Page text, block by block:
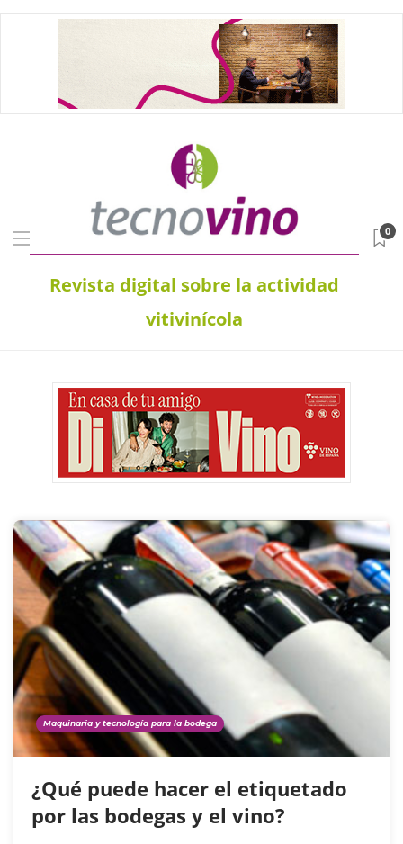
Revista digital sobre la actividad
vitivinícola
0
Maquinaria y tecnología para la bodega
¿Qué puede hacer el etiquetado
por las bodegas y el vino?